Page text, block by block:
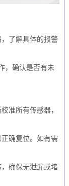
了解具体的报警
，确认是否有未
准所有传感器，
确复位。如有需
确保无泄漏或堵